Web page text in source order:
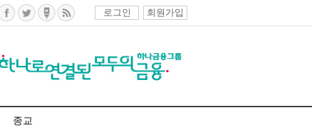
로그인 회원가입
종교